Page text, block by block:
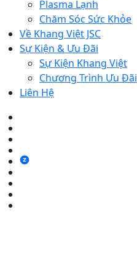
Plasma Lạnh
Chăm Sóc Sức Khỏe
Về Khang Việt JSC
Sự Kiện & Ưu Đãi
Sự Kiện Khang Việt
Chương Trình Ưu Đãi
Liên Hệ